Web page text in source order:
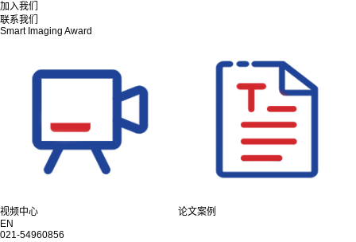
加入我们
联系我们
Smart Imaging Award
视频中心
论文案例
EN
021-54960856